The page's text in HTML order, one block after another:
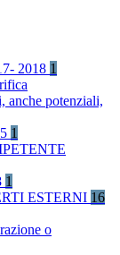
2018 1
anche potenziali,
1
1
ESTERNI 16
o